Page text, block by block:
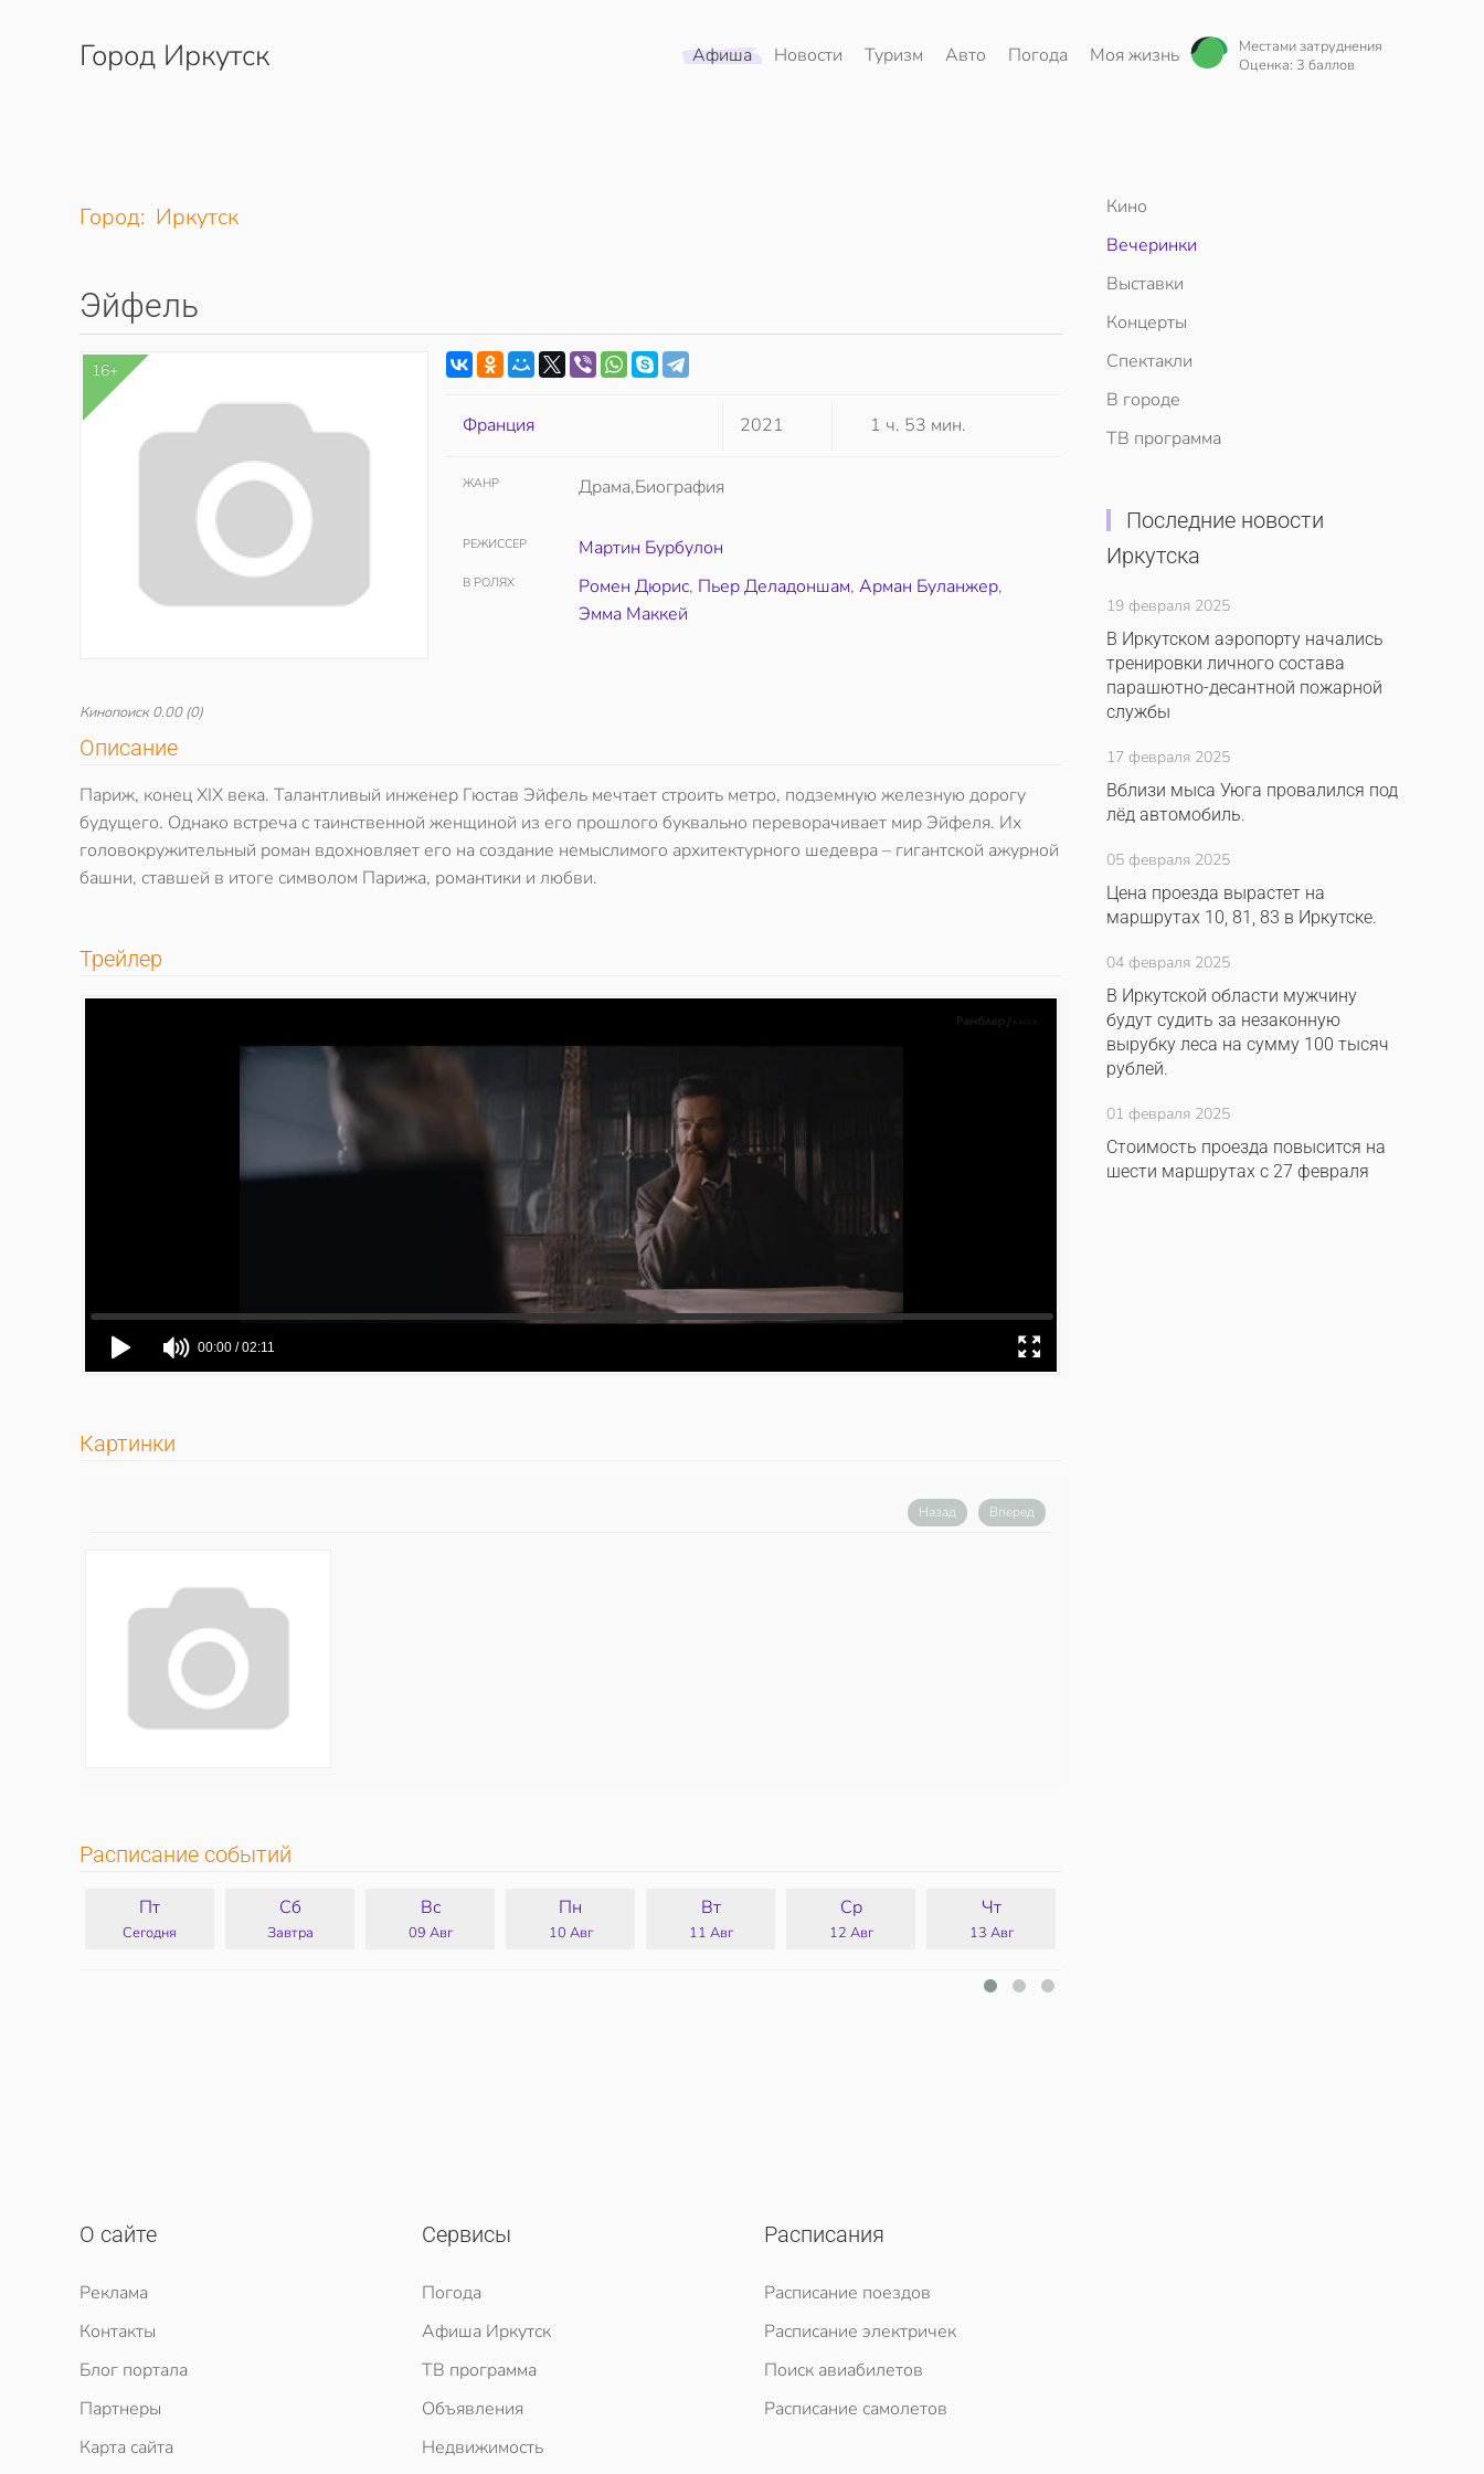
Перейти к содержимому
Город Иркутск Афиша Новости Туризм Авто Погода Моя жизнь
Местами затруднения
Оценка: 3 баллов
Город: Иркутск
Эйфель
16+
Кинопоиск 0.00(0)
Франция 2021 1 ч. 53 мин.
ЖАНР Драма,Биография
РЕЖИССЕР Мартин Бурбулон
В РОЛЯХ Ромен Дюрис, Пьер Деладоншам,Арман Буланжер,
Эмма Маккей
Описание
Париж, конец XIX века. Талантливый инженер Гюстав Эйфель мечтает строить метро, подземную железную дорогу
будущего. Однако встреча с таинственной женщиной из его прошлого буквально переворачивает мир Эйфеля. Их
головокружительный роман вдохновляет его на создание немыслимого архитектурного шедевра – гигантской ажурной
башни, ставшей в итоге символом Парижа, романтики и любви.
Трейлер
Картинки
Назад Вперед
Расписание событий
Пт
Сегодня
Сб
Завтра
Вс
09 Авг
Пн
10 Авг
Вт
11 Авг
Ср
12 Авг
Чт
13 Авг
Кино
Вечеринки
Выставки
Концерты
Спектакли
В городе
ТВ программа
Последние новости
Иркутска
19 февраля 2025
В Иркутском аэропорту начались
тренировки личного состава
парашютно-десантной пожарной
службы
17 февраля 2025
Вблизи мыса Уюга провалился под
лёд автомобиль.
05 февраля 2025
Цена проезда вырастет на
маршрутах 10, 81, 83 в Иркутске.
04 февраля 2025
В Иркутской области мужчину
будут судить за незаконную
вырубку леса на сумму 100 тысяч
рублей.
01 февраля 2025
Стоимость проезда повысится на
шести маршрутах с 27 февраля
О сайте
Реклама
Контакты
Блог портала
Партнеры
Карта сайта
Сервисы
Погода
Афиша Иркутск
ТВ программа
Объявления
Недвижимость
Расписания
Расписание поездов
Расписание электричек
Поиск авиабилетов
Расписание самолетов